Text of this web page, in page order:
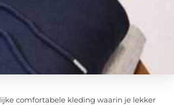
comfortabele kleding waarin je lekker